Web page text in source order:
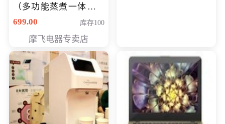
（多功能蒸煮一体锅）
（智能升降养生锅） 会
699.00 库存100
摩飞电器专卖店